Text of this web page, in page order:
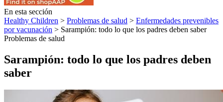
En esta sección
Healthy Children > Problemas de salud > Enfermedades prevenibles
por vacunación > Sarampión: todo lo que los padres deben saber
Problemas de salud
Sarampión: todo lo que los padres deben
saber